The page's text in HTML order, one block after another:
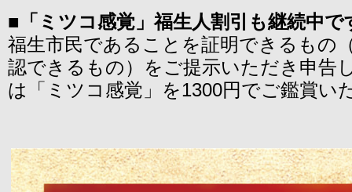
■「ミツコ感覚」福生人割引も継続中で
福生市民であることを証明できるもの
認できるもの）をご提示いただき申告
は「ミツコ感覚」を1300円でご鑑賞い